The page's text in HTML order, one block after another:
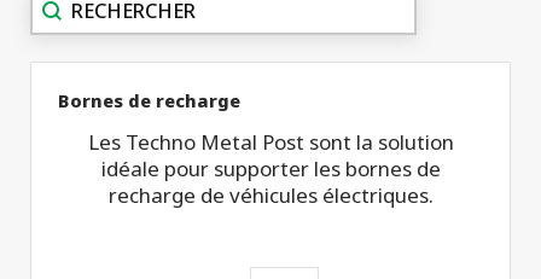
Bornes de recharge
Les Techno Metal Post sont la solution
idéale pour supporter les bornes de
recharge de véhicules électriques.